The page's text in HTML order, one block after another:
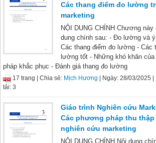
Các thang điểm đo lường
marketing
NỘI DUNG CHÍNH Chương
dung chính sau: - Đo lường và
Các thang điểm đo lường - Các
lường tốt - Những khó khăn
pháp khắc phục - Đánh giá thang đo lường
17 trang | Chia sẻ: Mịch Hương | Ngày: 28/03/2025
tải: 3
Giáo trình Nghiên cứu
Các phương pháp thu
nghiên cứu marketing
NỘI DUNG CHÍNH Nội dung